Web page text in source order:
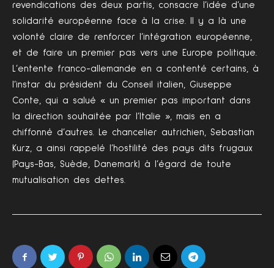
revendications des deux partis, consacre l’idée d’une
solidarité européenne face à la crise. Il y a là une
volonté claire de renforcer l’intégration européenne,
et de faire un premier pas vers une Europe politique.
L’entente franco-allemande en a contenté certains, à
l’instar du président du Conseil italien, Giuseppe
Conte, qui a salué « un premier pas important dans
la direction souhaitée par l’Italie », mais en a
chiffonné d’autres. Le chancelier autrichien, Sebastian
Kurz, a ainsi rappelé l’hostilité des pays dits frugaux
(Pays-Bas, Suède, Danemark) à l’égard de toute
mutualisation des dettes.